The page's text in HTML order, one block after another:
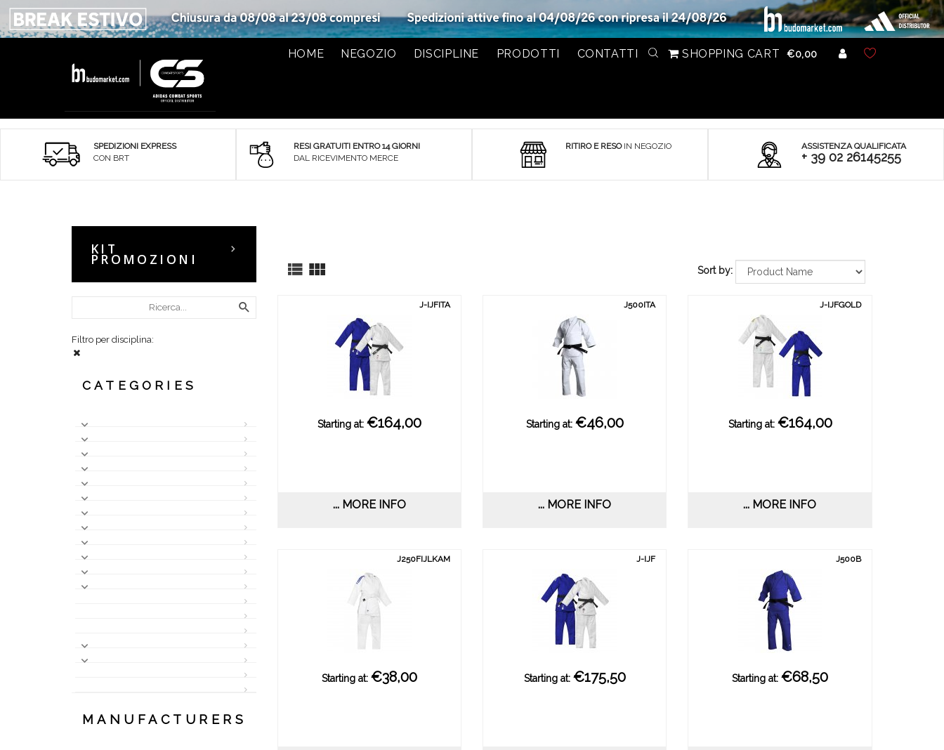
HOME NEGOZIO DISCIPLINE PRODOTTI CONTATTI SHOPPING CART €0,00
SPEDIZIONI EXPRESS
CON BRT
RESI GRATUITI ENTRO 14 GIORNI
DAL RICEVIMENTO MERCE
RITIRO E RESOIN NEGOZIO ASSISTENZA QUALIFICATA
+ 39 02 26145255
KIT
PROMOZIONI
Filtro per disciplina:
CATEGORIES
MANUFACTURERS
Sort by:
J-IJFITA
Starting at: €164,00
... MORE INFO
J500ITA
Starting at: €46,00
... MORE INFO
J-IJFGOLD
Starting at: €164,00
... MORE INFO
J250FIJLKAM
Starting at: €38,00
J-IJF
Starting at: €175,50
J500B
Starting at:€68,50